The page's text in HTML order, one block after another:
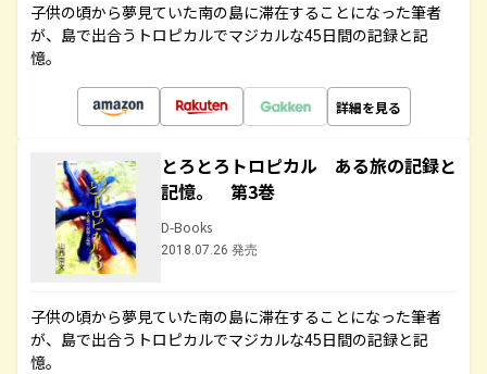
子供の頃から夢見ていた南の島に滞在することになった筆者
が、島で出合うトロピカルでマジカルな45日間の記録と記
憶。
詳細を見る
とろとろトロピカル ある旅の記録と
記憶。 第3巻
D-Books
2018.07.26 発売
子供の頃から夢見ていた南の島に滞在することになった筆者
が、島で出合うトロピカルでマジカルな45日間の記録と記
憶。